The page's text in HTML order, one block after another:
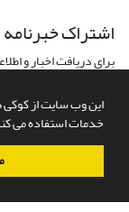
این وب سایت از کوکی
خدمات استفاده می
اشتراک خبرنامه
برای دریافت اخبار و
سامانه مدیریت